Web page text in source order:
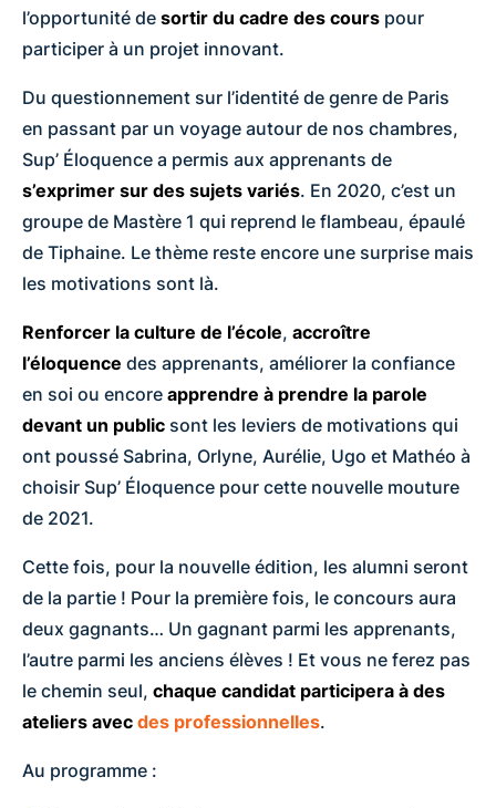
l’opportunité de sortir du cadre des cours pour
participer à un projet innovant.
Du questionnement sur l’identité de genre de Paris
en passant par un voyage autour de nos chambres,
Sup’ Éloquence a permis aux apprenants de
s’exprimer sur des sujets variés. En 2020, c’est un
groupe de Mastère 1 qui reprend le flambeau, épaulé
de Tiphaine. Le thème reste encore une surprise mais
les motivations sont là.
Renforcer la culture de l’école, accroître
l’éloquence des apprenants, améliorer la confiance
en soi ou encore apprendre à prendre la parole
devant un public sont les leviers de motivations qui
ont poussé Sabrina, Orlyne, Aurélie, Ugo et Mathéo à
choisir Sup’ Éloquence pour cette nouvelle mouture
de 2021.
Cette fois, pour la nouvelle édition, les alumni seront
de la partie ! Pour la première fois, le concours aura
deux gagnants… Un gagnant parmi les apprenants,
l’autre parmi les anciens élèves ! Et vous ne ferez pas
le chemin seul, chaque candidat participera à des
ateliers avec des professionnelles.
Au programme :